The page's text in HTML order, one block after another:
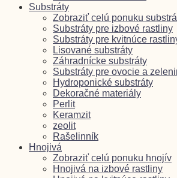
Substráty
Zobraziť celú ponuku
Substráty pre izbové rastliny
Substráty pre kvitnúce
Lisované substráty
Záhradnícke substráty
Substráty pre ovocie a
Hydroponické substráty
Dekoračné materiály
Perlit
Keramzit
zeolit
Rašelinník
Hnojivá
Zobraziť celú ponuku hnojív
Hnojivá na izbové rastliny